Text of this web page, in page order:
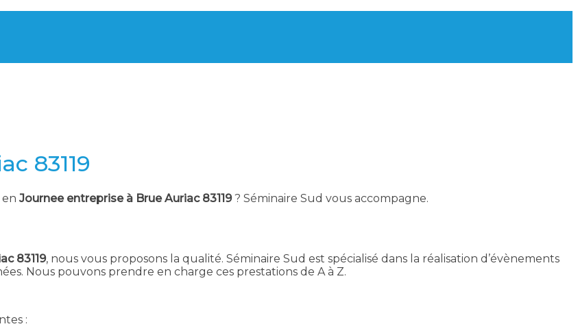
83119
en Journee entreprise à Brue Auriac 83119? Séminaire Sud vous accompagne.
83119, nous vous proposons la qualité. Séminaire Sud est spécialisé dans la réalisation d’évènements
Nous pouvons prendre en charge ces prestations de A à Z.
: